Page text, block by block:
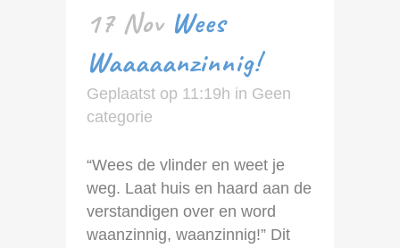
17 Nov Wees
Waaaaanzinnig!
Geplaatst op 11:19h in Geen
categorie
“Wees de vlinder en weet je
weg. Laat huis en haard aan de
verstandigen over en word
waanzinnig, waanzinnig!” Dit